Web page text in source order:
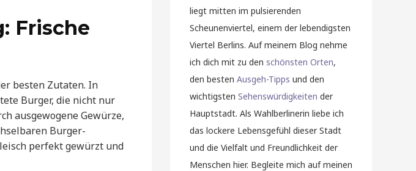
Frische
besten Zutaten. In
Burger, die nicht nur
ausgewogene Gewürze,
Burger-
perfekt gewürzt und
liegt mitten im pulsierenden
Scheunenviertel, einem der lebendigsten
Viertel Berlins. Auf meinem Blog nehme
ich dich mit zu den schönsten Orten,
den besten Ausgeh-Tipps und den
wichtigsten Sehenswürdigkeiten der
Hauptstadt. Als Wahlberlinerin liebe ich
das lockere Lebensgefühl dieser Stadt
und die Vielfalt und Freundlichkeit der
Menschen hier. Begleite mich auf meinen